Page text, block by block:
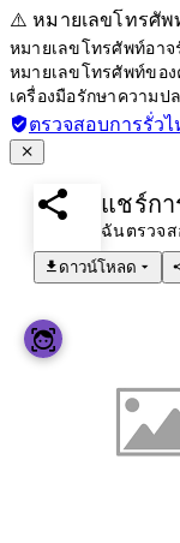
⚠️ หมายเลขโทรศั
หมายเลขโทรศัพท์อาจ
หมายเลขโทรศัพท์ขอ
เครื่องมือรักษาความ
ตรวจสอบการรั่วไ
แชร์ก
ฉันตรวจส
ดาวน์โหลด